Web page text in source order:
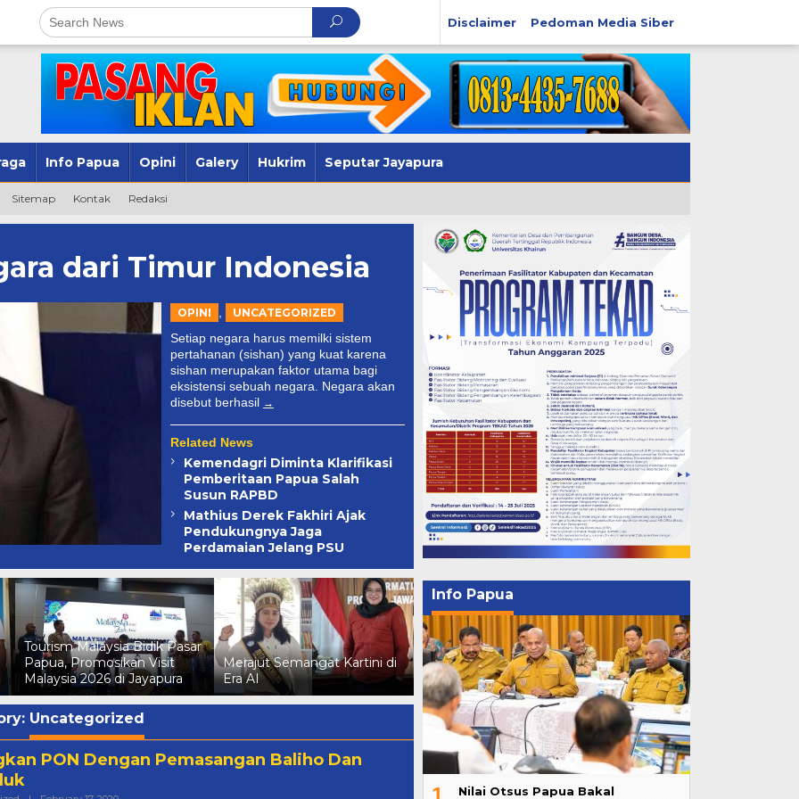
Disclaimer Pedoman Media Siber
Info Papua Opini Galery Hukrim Seputar Jayapura
Sitemap Kontak Redaksi
dari Timur Indonesia
OPINI UNCATEGORIZED
Setiap negara harus memilki sistem
pertahanan (sishan) yang kuat karena
sishan merupakan faktor utama bagi
eksistensi sebuah negara. Negara akan
disebut berhasil
Related News
Kemendagri Diminta Klarifikasi
Pemberitaan Papua Salah
Susun RAPBD
Mathius Derek Fakhiri Ajak
Pendukungnya Jaga
Perdamaian Jelang PSU
Tourism Malaysia Bidik Pasar
Papua, Promosikan Visit
Malaysia 2026 di Jayapura
Merajut Semangat Kartini di
Era AI
Nilai Otsus Papua Bakal
Dikembalikan jadi Rp 12,69
Triliun
Uncategorized
PON Dengan Pemasangan Baliho Dan
Info Papua
Nilai Otsus Papua Bakal